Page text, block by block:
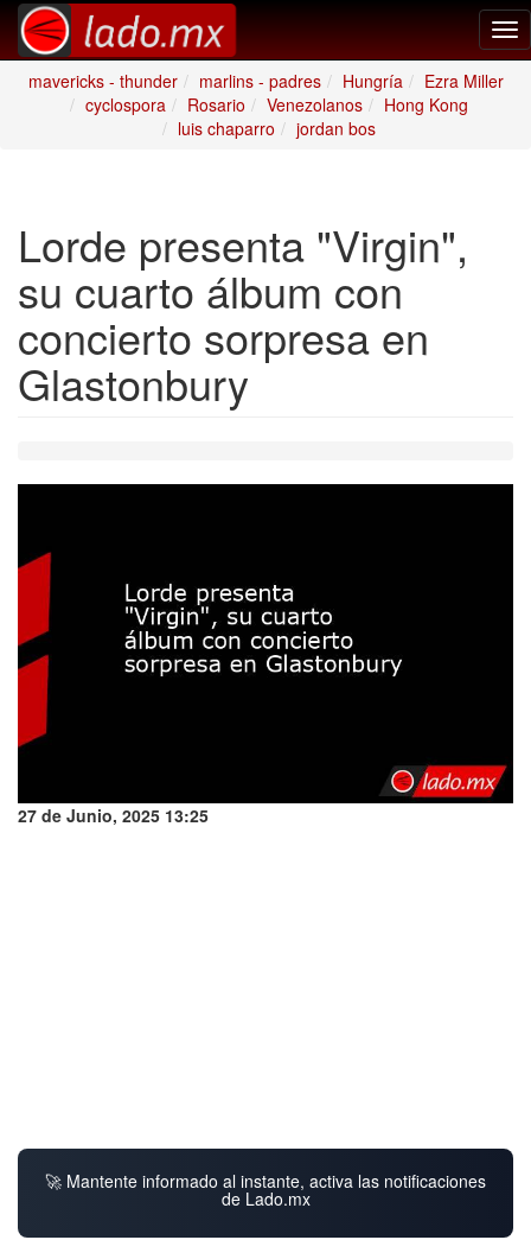
mavericks - thunder
marlins - padres Hungría
Ezra Miller
cyclospora
Rosario Venezolanos
Hong Kong
luis chaparro
jordan bos
Lorde presenta "Virgin",
su cuarto álbum con
concierto sorpresa en
Glastonbury
27 de Junio, 2025 13:25
🚀 Mantente informado al instante, activa las notificaciones
de Lado.mx